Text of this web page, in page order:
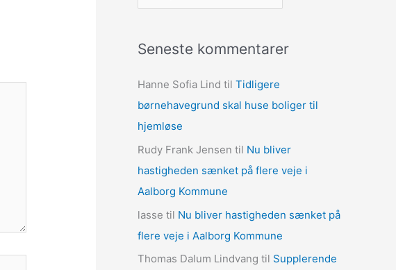
r
i
e
r
Seneste kommentarer
Hanne Sofia Lind til Tidligere
børnehavegrund skal huse boliger til
hjemløse
Rudy Frank Jensen til Nu bliver
hastigheden sænket på flere veje i
Aalborg Kommune
lasse til Nu bliver hastigheden sænket på
flere veje i Aalborg Kommune
Thomas Dalum Lindvang til Supplerende